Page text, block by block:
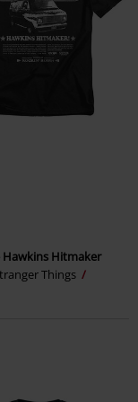
Hawkins Hitmaker
Things